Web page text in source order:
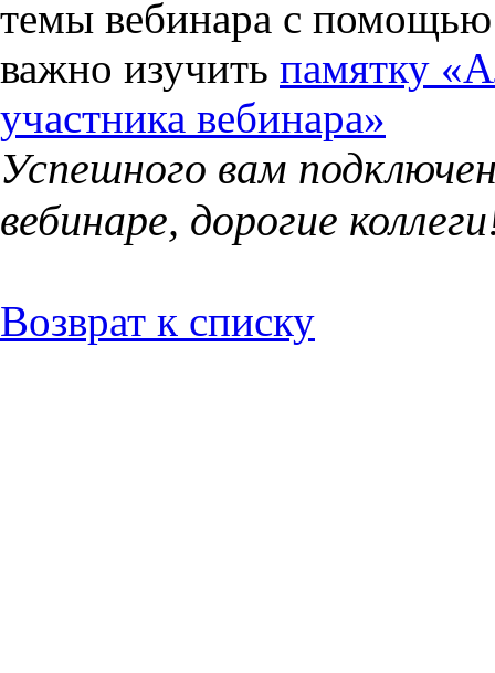
темы вебинара с
важно изучить памятку
участника вебинара»
Успешного вам
вебинаре, дорогие
Возврат к списку